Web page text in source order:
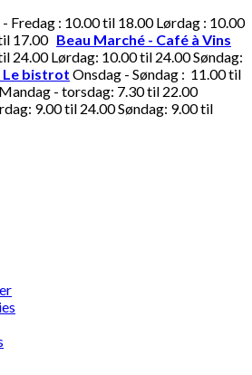
Fredag : 10.00 til 18.00 Lørdag : 10.00
17.00 Beau Marché - Café à Vins
24.00 Lørdag: 10.00 til 24.00 Søndag:
Le bistrot Onsdag - Søndag : 11.00 til
Mandag - torsdag: 7.30 til 22.00
9.00 til 24.00 Søndag: 9.00 til